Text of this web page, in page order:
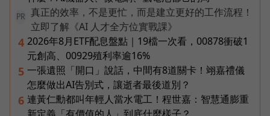
PR
真正的效率，不是更忙，而是建立更好的工作流程！
立即了解《AI 人才全方位實戰課》
4 2026年8月ETF配息盤點｜19檔一次看，00878衝破1
元創高、00929殖利率逾16%
5 一張遺照「開口」說話，中間有8道關卡！翊嘉禮儀
怎麼做出AI告別式，讓逝者最後道別？
6 連黃仁勳都叫年輕人當水電工！程世嘉：智慧通膨重